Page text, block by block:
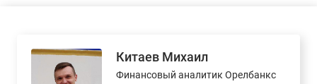
Китаев Михаил
Финансовый аналитик Орелбанкс